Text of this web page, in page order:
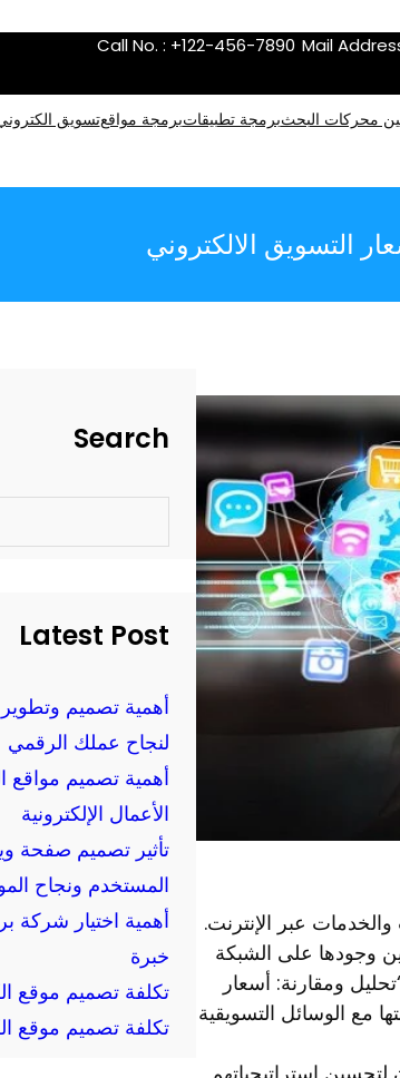
Mail
Call No. : +122-456-7890
محركات البحثبرمجة تطبيقاتبرمجة مواقعتسويق
التسويق الالكتروني
عبر الإنترنت.
وجودها على الشبكة
ومقارنة: أسعار
مع الوسائل التسويقية
Search
a
h
Latest Post
أهمية تصميم وتطوير
لنجاح عملك الرقمي
أهمية تصميم مواقع
الأعمال الإلكترونية
تأثير تصميم صفحة
المستخدم ونجاح
أهمية اختيار شركة
خبرة
تكلفة تصميم موقع
تكلفة تصميم موقع